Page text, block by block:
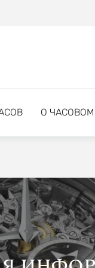
О